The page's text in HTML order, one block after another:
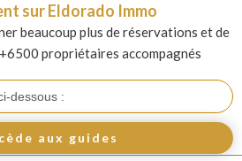
sur Eldorado Immo
beaucoup plus de réservations et de
propriétaires accompagnés
aux guides